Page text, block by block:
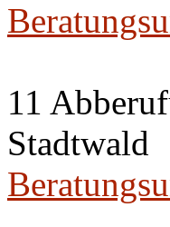
11
Stadtwald